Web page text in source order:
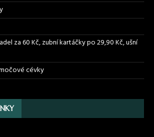
za 60 Kč, zubní kartáčky po 29,90 Kč, ušní
cévky